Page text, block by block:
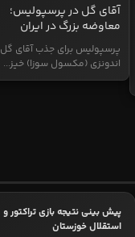
آقای گل در پرسپولیس؛
معاوضه بزرگ در ایران
پرسپولیس برای جذب آقای گل
اندونزی (مکسول سوزا) خیز...
پیش بینی نتیجه بازی تراکتور و
استقلال خوزستان